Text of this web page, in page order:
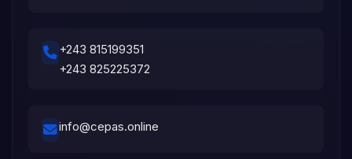
+243 815199351
+243 825225372
info@cepas.online